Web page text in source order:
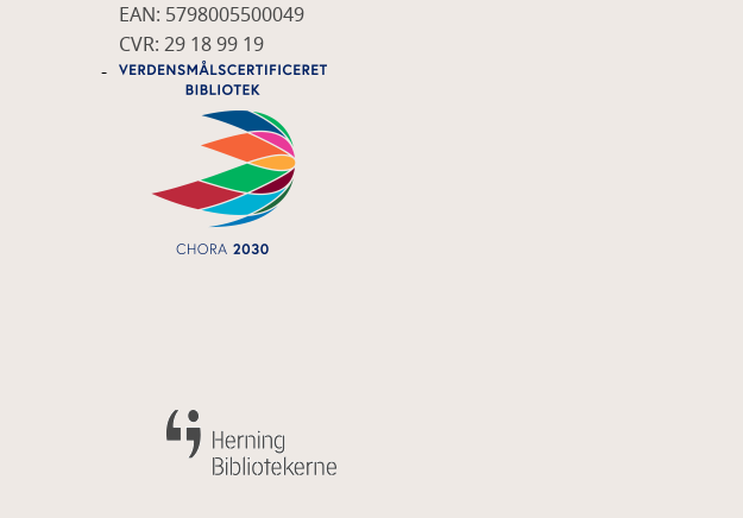
EAN: 5798005500049
CVR: 29 18 99 19